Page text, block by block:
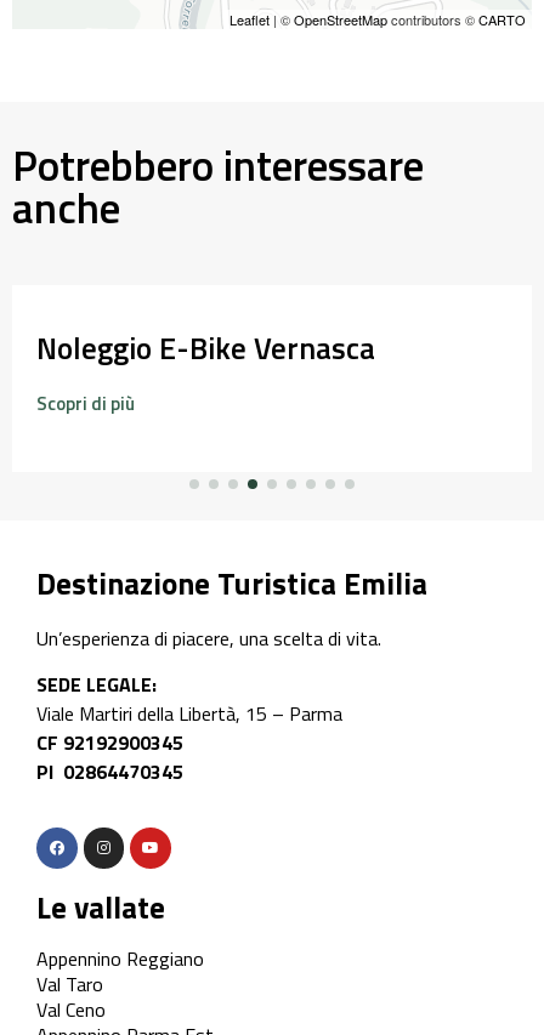
Leaflet | ©OpenStreetMapcontributors ©CARTO
Potrebbero interessare
anche
Noleggio E-Bike Vernasca
Scopri di più
Destinazione Turistica Emilia
Un’esperienza di piacere, una scelta di vita.
SEDE LEGALE:
Viale Martiri della Libertà, 15 – Parma
CF 92192900345
PI 02864470345
Le vallate
Appennino Reggiano
Val Taro
Val Ceno